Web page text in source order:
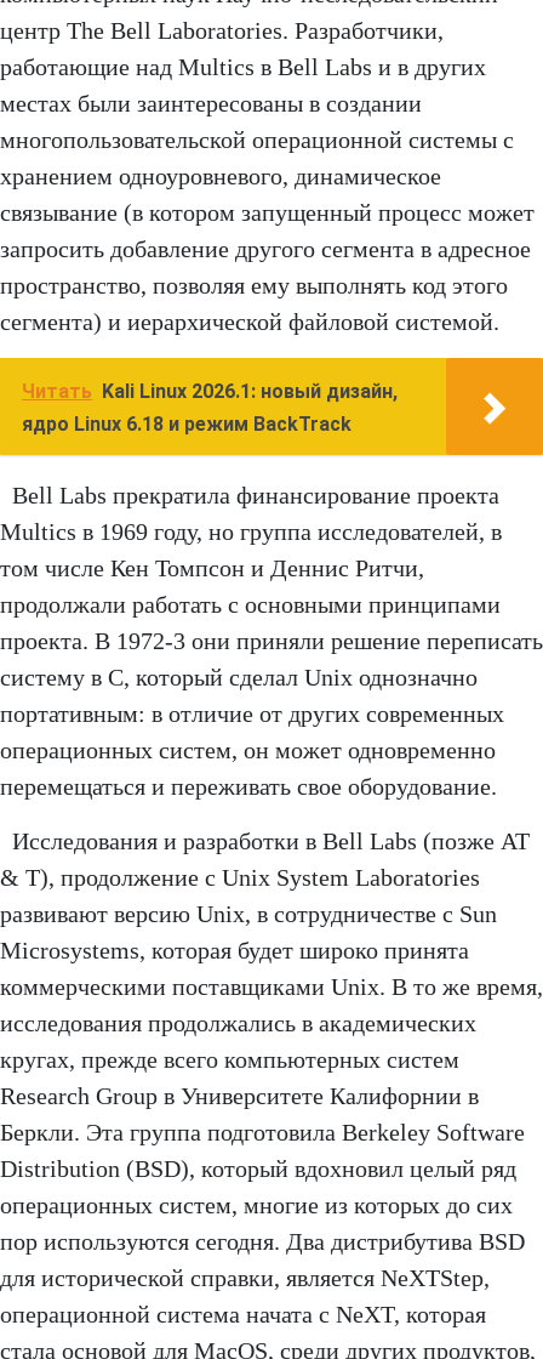
центр The Bell Laboratories. Разработчики,
работающие над Multics в Bell Labs и в других
местах были заинтересованы в создании
многопользовательской операционной системы с
хранением одноуровневого, динамическое
связывание (в котором запущенный процесс может
запросить добавление другого сегмента в адресное
пространство, позволяя ему выполнять код этого
сегмента) и иерархической файловой системой.
Читать
Kali Linux 2026.1: новый дизайн,
ядро Linux 6.18 и режим BackTrack
Bell Labs прекратила финансирование проекта
Multics в 1969 году, но группа исследователей, в
том числе Кен Томпсон и Деннис Ритчи,
продолжали работать с основными принципами
проекта. В 1972-3 они приняли решение переписать
систему в C, который сделал Unix однозначно
портативным: в отличие от других современных
операционных систем, он может одновременно
перемещаться и переживать свое оборудование.
Исследования и разработки в Bell Labs (позже AT
& T), продолжение с Unix System Laboratories
развивают версию Unix, в сотрудничестве с Sun
Microsystems, которая будет широко принята
коммерческими поставщиками Unix. В то же время,
исследования продолжались в академических
кругах, прежде всего компьютерных систем
Research Group в Университете Калифорнии в
Беркли. Эта группа подготовила Berkeley Software
Distribution (BSD), который вдохновил целый ряд
операционных систем, многие из которых до сих
пор используются сегодня. Два дистрибутива BSD
для исторической справки, является NeXTStep,
операционной система начата с ​​NeXT, которая
стала основой для MacOS, среди других продуктов,